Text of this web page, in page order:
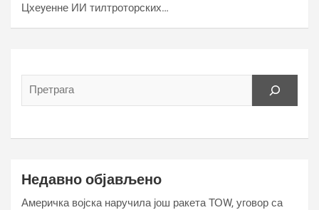
Цхеyенне ИИ тилтроторских…
Недавно објављено
Америчка војска наручила још ракета ТОW, уговор са